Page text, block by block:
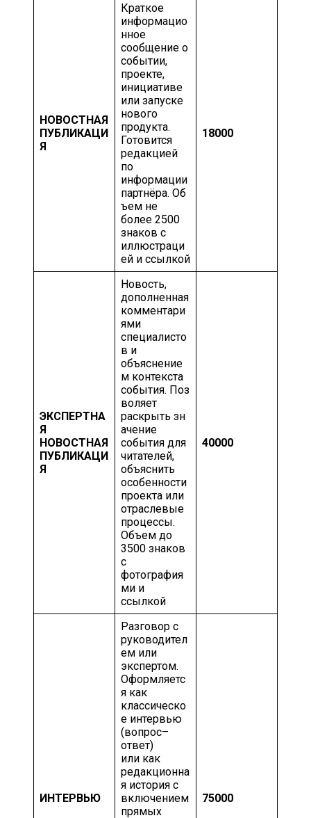
НОВОСТНАЯ
ПУБЛИКАЦИ
Я
Краткое
информацио
нное
сообщение о
событии,
проекте,
инициативе
или запуске
нового
продукта.
Готовится
редакцией
по
информации
партнёра. Об
ъем не
более 2500
знаков с
иллюстраци
ей и ссылкой
18000
ЭКСПЕРТНА
Я
НОВОСТНАЯ
ПУБЛИКАЦИ
Я
Новость,
дополненная
комментари
ями
специалисто
в и
объяснение
м контекста
события. Поз
воляет
раскрыть зн
ачение
события для
читателей,
объяснить
особенности
проекта или
отраслевые
процессы.
Объем до
3500 знаков
с
фотография
ми и
ссылкой
40000
ИНТЕРВЬЮ
Разговор с
руководител
ем или
экспертом.
Оформляетс
я как
классическо
е интервью
(вопрос–
ответ)
или как
редакционна
я история с
включением
прямых
75000